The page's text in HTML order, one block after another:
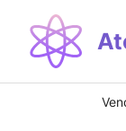
contenu